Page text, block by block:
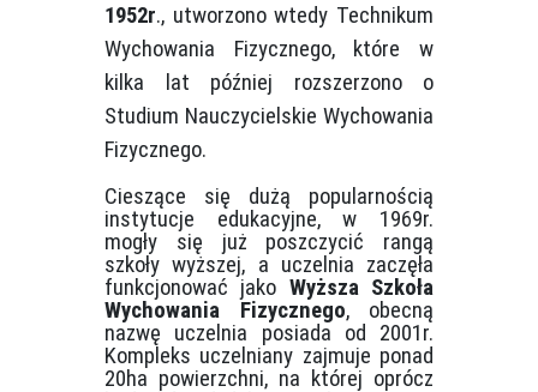
1952r., utworzono wtedy Technikum
Wychowania Fizycznego, które w
kilka lat później rozszerzono o
Studium Nauczycielskie Wychowania
Fizycznego.
Cieszące się dużą popularnością
instytucje edukacyjne, w 1969r.
mogły się już poszczycić rangą
szkoły wyższej, a uczelnia zaczęła
funkcjonować jako Wyższa Szkoła
Wychowania Fizycznego, obecną
nazwę uczelnia posiada od 2001r.
Kompleks uczelniany zajmuje ponad
20ha powierzchni, na której oprócz